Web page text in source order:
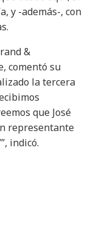
y -además-, con
&
comentó su
la tercera
que José
representante
indicó.